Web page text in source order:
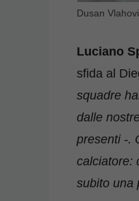
Dusan
Luciano
sfida al
squadre
dalle
presenti -.
calciatore:
subito una